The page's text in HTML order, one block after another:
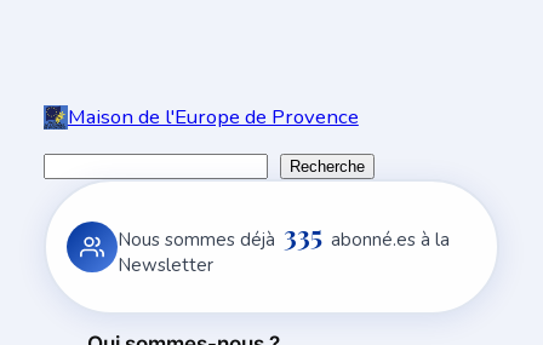
contenu
Maison de l'Europe de Provence
c
h
Recherche
Nous sommes déjà 335 abonné.es à la
Newsletter